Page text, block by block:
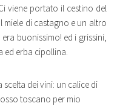
viene portato il cestino del
di castagno e un altro
buonissimo! ed i grissini,
ed erba cipollina.
dei vini: un calice di
toscano per mio